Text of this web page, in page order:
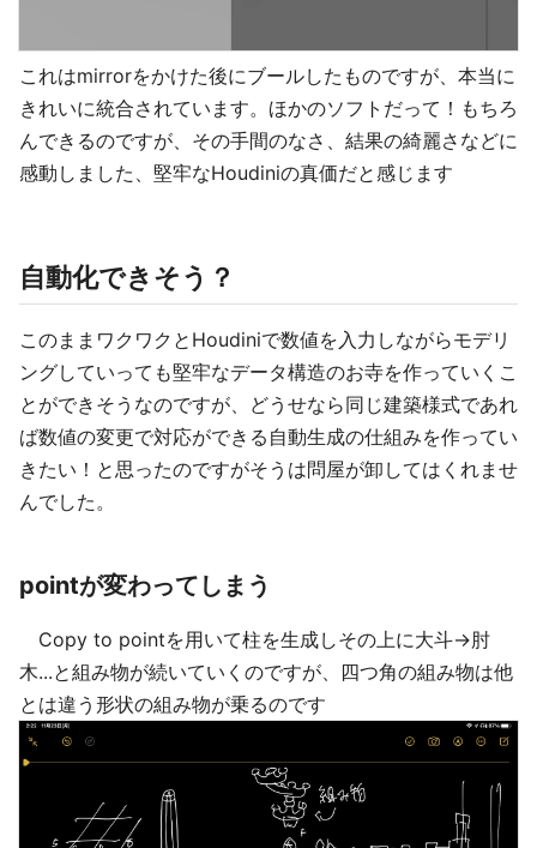
これはmirrorをかけた後にブールしたものですが、本当に
きれいに統合されています。ほかのソフトだって！もちろ
んできるのですが、その手間のなさ、結果の綺麗さなどに
感動しました、堅牢なHoudiniの真価だと感じます
自動化できそう？
このままワクワクとHoudiniで数値を入力しながらモデリ
ングしていっても堅牢なデータ構造のお寺を作っていくこ
とができそうなのですが、どうせなら同じ建築様式であれ
ば数値の変更で対応ができる自動生成の仕組みを作ってい
きたい！と思ったのですがそうは問屋が卸してはくれませ
んでした。
pointが変わってしまう
Copy to pointを用いて柱を生成しその上に大斗→肘
木...と組み物が続いていくのですが、四つ角の組み物は他
とは違う形状の組み物が乗るのです